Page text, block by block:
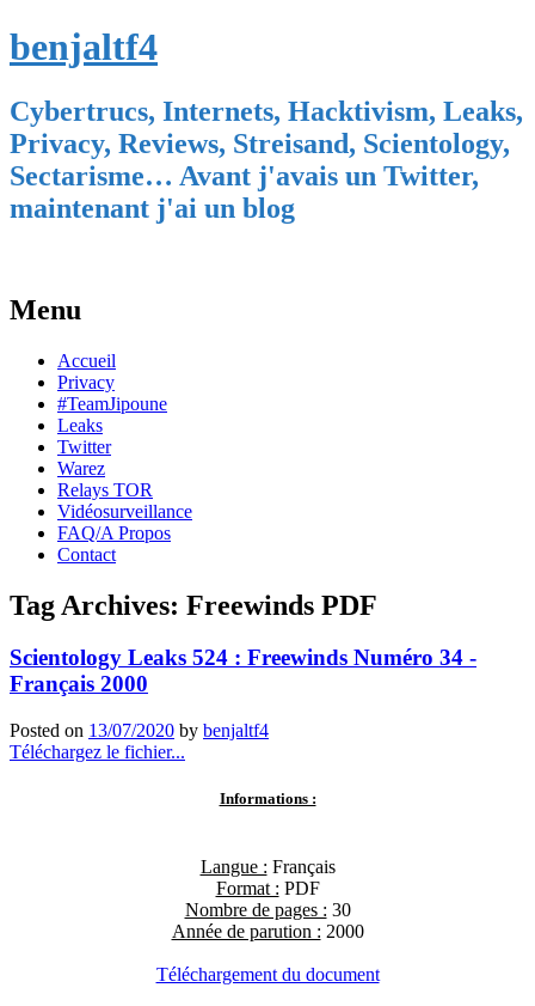
benjaltf4
Cybertrucs, Internets, Hacktivism, Leaks,
Privacy, Reviews, Streisand, Scientology,
Sectarisme… Avant j'avais un Twitter,
maintenant j'ai un blog
Menu
Skip
content
Accueil
Privacy
#TeamJipoune
Leaks
Twitter
Warez
Relays TOR
Vidéosurveillance
FAQ/A Propos
Contact
Tag Archives: Freewinds PDF
Scientology Leaks 524 : Freewinds Numéro 34 -
Français 2000
Posted on 13/07/2020 by benjaltf4
Téléchargez le fichier...
Informations :
Langue : Français
Format : PDF
Nombre de pages : 30
Année de parution : 2000
Téléchargement du document